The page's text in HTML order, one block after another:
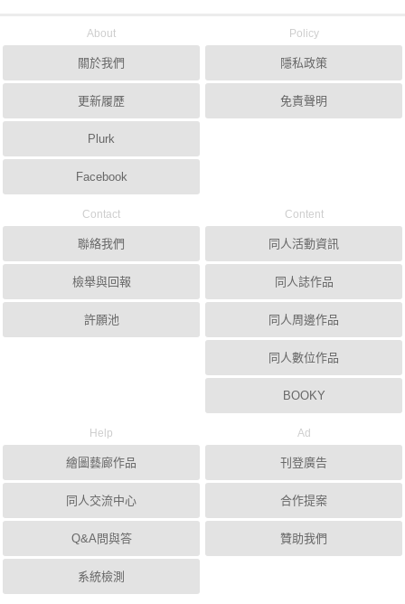
About
關於我們
更新履歷
Plurk
Facebook
Policy
隱私政策
免責聲明
Contact
聯絡我們
檢舉與回報
許願池
Content
同人活動資訊
同人誌作品
同人周邊作品
同人數位作品
BOOKY
Help
繪圖藝廊作品
同人交流中心
Q&A問與答
系統檢測
Ad
刊登廣告
合作提案
贊助我們